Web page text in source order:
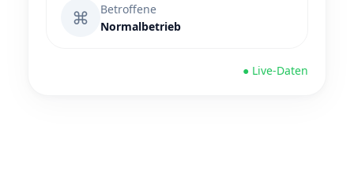
⌘
Betroffene
Normalbetrieb
● Live-Daten